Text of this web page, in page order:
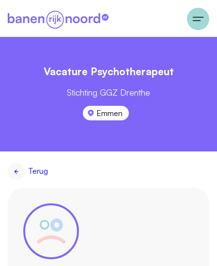
Vacature Psychotherapeut
Stichting GGZ Drenthe
Emmen
Terug